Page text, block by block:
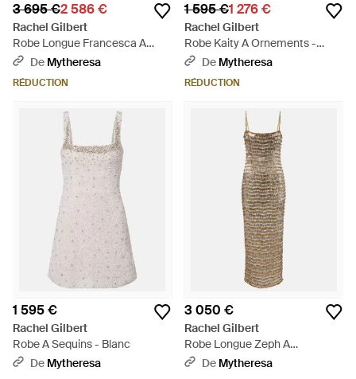
3 695 €2 586 €
Rachel Gilbert
Robe Longue Francesca A
Ornements - Métallisé
De Mytheresa
RÉDUCTION
1 595 €1 276 €
Rachel Gilbert
Robe Kaity A Ornements -
Rouge
De Mytheresa
RÉDUCTION
1 595 €
Rachel Gilbert
Robe A Sequins - Blanc
De Mytheresa
3 050 €
Rachel Gilbert
Robe Longue Zeph A
Ornements - Neutre
De Mytheresa